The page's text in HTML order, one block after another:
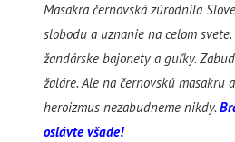
Masakra černovská zúrodnila
slobodu a uznanie na celom
žandárske bajonety a guľky.
žaláre. Ale na černovskú masakru
heroizmus nezabudneme nikdy.
oslávte všade!